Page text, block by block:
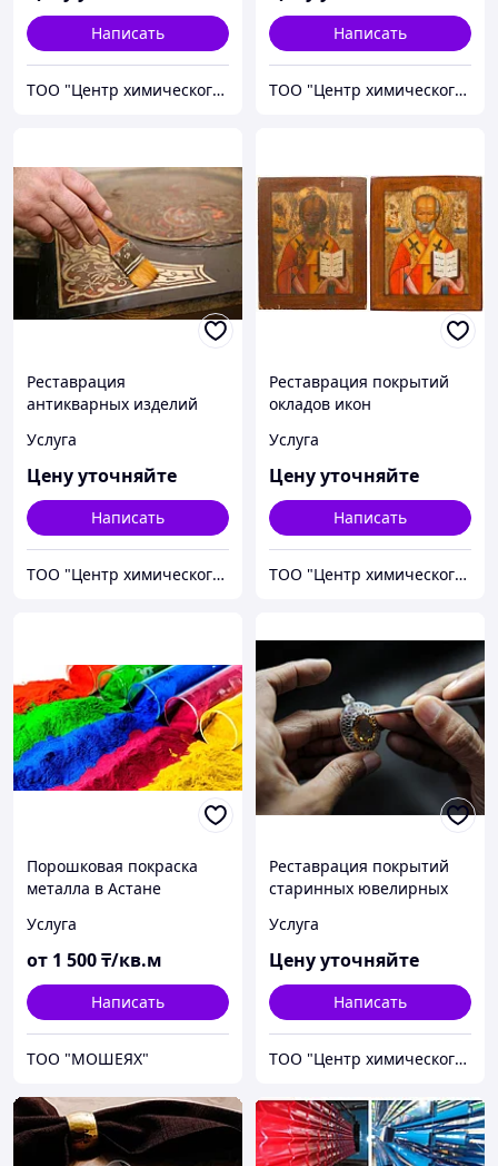
Написать
ТОО "Центр химического инжиниринга и материаловедения"
Написать
ТОО "Центр химического инжиниринга и материаловедения"
Реставрация
антикварных изделий
Услуга
Цену уточняйте
Написать
ТОО "Центр химического инжиниринга и материаловедения"
Реставрация покрытий
окладов икон
Услуга
Цену уточняйте
Написать
ТОО "Центр химического инжиниринга и материаловедения"
Порошковая покраска
металла в Астане
Услуга
от 1 500₸/кв.м
Написать
ТОО "МОШЕЯХ"
Реставрация покрытий
старинных ювелирных
Услуга
Цену уточняйте
Написать
ТОО "Центр химического инжиниринга и материаловедения"